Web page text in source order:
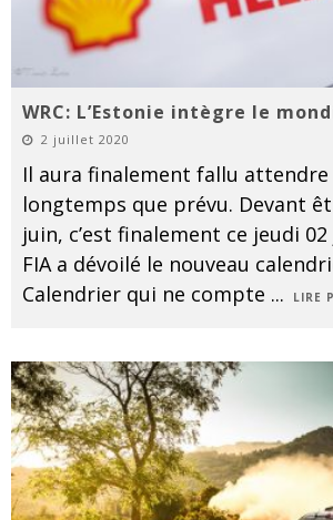
WRC: L’Estonie intègre le
2 juillet 2020
Il aura finalement fallu
longtemps que prévu. Devant
juin, c’est finalement ce jeudi
FIA a dévoilé le nouveau
Calendrier qui ne compte ... LIRE